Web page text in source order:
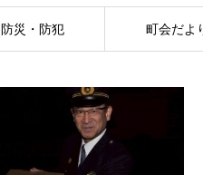
防災・防犯 町会だよ